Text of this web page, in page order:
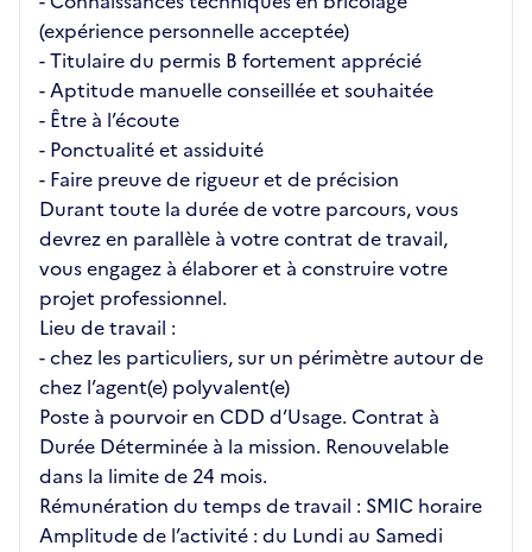
(expérience personnelle acceptée)
- Titulaire du permis B fortement apprécié
- Aptitude manuelle conseillée et souhaitée
- Être à l’écoute
- Ponctualité et assiduité
- Faire preuve de rigueur et de précision
Durant toute la durée de votre parcours, vous
devrez en parallèle à votre contrat de travail,
vous engagez à élaborer et à construire votre
projet professionnel.
Lieu de travail :
- chez les particuliers, sur un périmètre autour de
chez l’agent(e) polyvalent(e)
Poste à pourvoir en CDD d’Usage. Contrat à
Durée Déterminée à la mission. Renouvelable
dans la limite de 24 mois.
Rémunération du temps de travail : SMIC horaire
Amplitude de l’activité : du Lundi au Samedi